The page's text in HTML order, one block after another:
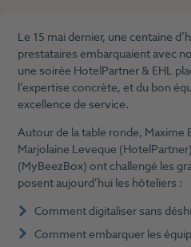
Le 15 mai dernier, une centaine
prestataires embarquaient avec
une soirée HotelPartner & EHL
l’expertise concrète, et du bon
excellence de service.
Autour de la table ronde,
Marjolaine Leveque
(MyBeezBox) ont challengé les
posent aujourd’hui les hôteliers :
Comment digitaliser sans
Comment embarquer les